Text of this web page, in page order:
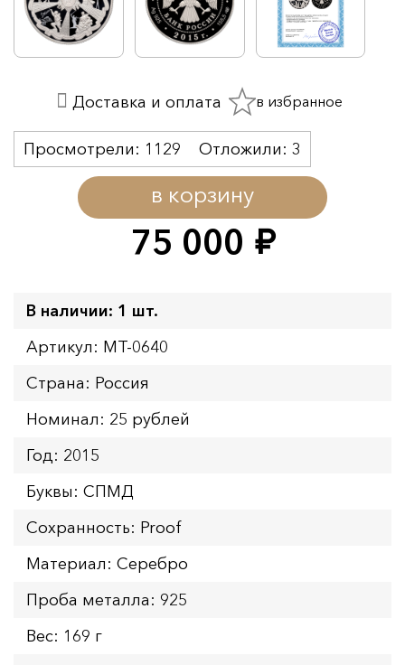
75 000 руб.
в корзину
Просмотрели: 1129 Отложили: 3
Доставка и оплата в избранное
В наличии: 1 шт.
Артикул: MT-0640
Страна: Россия
Номинал: 25 рублей
Год: 2015
Буквы: СПМД
Сохранность: Proof
Материал: Серебро
Проба металла: 925
Вес: 169 г